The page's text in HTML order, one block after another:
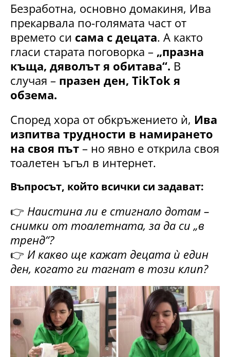
Безработна, основно домакиня, Ива
прекарвала по-голямата част от
времето си сама с децата. А както
гласи старата поговорка – „празна
къща, дяволът я обитава“. В
случая – празен ден, TikTok я
обзема.
Според хора от обкръжението ѝ, Ива
изпитва трудности в намирането
на своя път – но явно е открила своя
тоалетен ъгъл в интернет.
Въпросът, който всички си задават:
👉 Наистина ли е стигнало дотам –
снимки от тоалетната, за да си „в
тренд“?
👉 И какво ще кажат децата ѝ един
ден, когато ги тагнат в този клип?